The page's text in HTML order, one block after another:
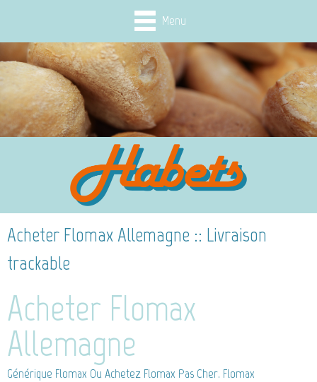
Menu
Acheter Flomax Allemagne :: Livraison
trackable
Acheter Flomax
Allemagne
Générique Flomax Ou Achetez Flomax Pas Cher. Flomax